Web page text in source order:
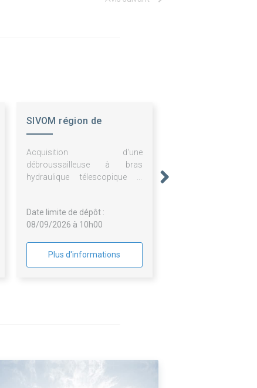
SIVOM région de
Acquisition d'une
débroussailleuse à bras
hydraulique télescopique –
Date limite de dépôt :
08/09/2026 à 10h00
Plus d'informations